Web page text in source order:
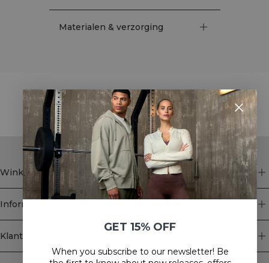
Materialen & verzorging
STYLE WITH
Winkel
Informatie
Klantenservice
Newsletter
GET 15% OFF
When you subscribe to our newsletter! Be